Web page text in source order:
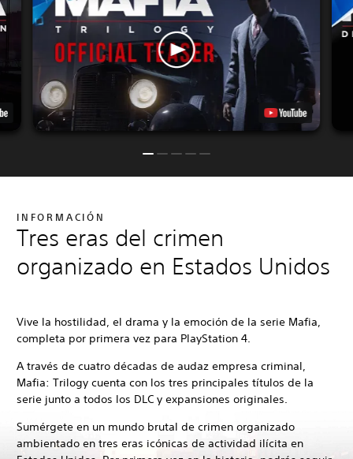
INFORMACIÓN
Tres eras del crimen
organizado en Estados Unidos
Vive la hostilidad, el drama y la emoción de la serie Mafia,
completa por primera vez para PlayStation 4.
A través de cuatro décadas de audaz empresa criminal,
Mafia: Trilogy cuenta con los tres principales títulos de la
serie junto a todos los DLC y expansiones originales.
Sumérgete en un mundo brutal de crimen organizado
ambientado en tres eras icónicas de actividad ilícita en